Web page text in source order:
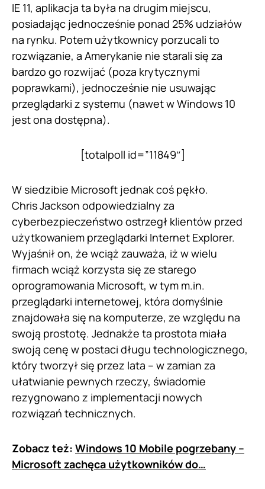
IE 11, aplikacja ta była na drugim miejscu,
posiadając jednocześnie ponad 25% udziałów
na rynku. Potem użytkownicy porzucali to
rozwiązanie, a Amerykanie nie starali się za
bardzo go rozwijać (poza krytycznymi
poprawkami), jednocześnie nie usuwając
przeglądarki z systemu (nawet w Windows 10
jest ona dostępna).
[totalpoll id=”11849″]
W siedzibie Microsoft jednak coś pękło.
Chris Jackson odpowiedzialny za
cyberbezpieczeństwo ostrzegł klientów przed
użytkowaniem przeglądarki Internet Explorer.
Wyjaśnił on, że wciąż zauważa, iż w wielu
firmach wciąż korzysta się ze starego
oprogramowania Microsoft, w tym m.in.
przeglądarki internetowej, która domyślnie
znajdowała się na komputerze, ze względu na
swoją prostotę. Jednakże ta prostota miała
swoją cenę w postaci długu technologicznego,
który tworzył się przez lata – w zamian za
ułatwianie pewnych rzeczy, świadomie
rezygnowano z implementacji nowych
rozwiązań technicznych.
Zobacz też: Windows 10 Mobile pogrzebany –
Microsoft zachęca użytkowników do…